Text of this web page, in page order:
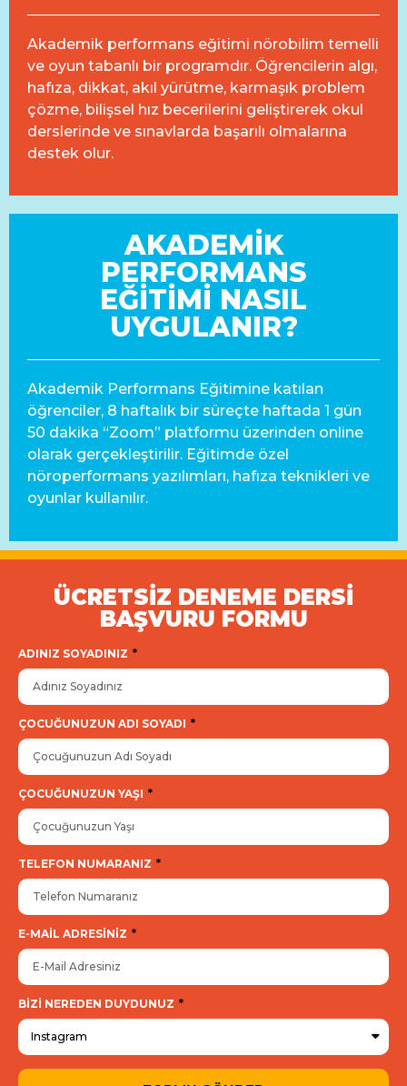
Akademik performans eğitimi nörobilim temelli
ve oyun tabanlı bir programdır. Öğrencilerin algı,
hafıza, dikkat, akıl yürütme, karmaşık problem
çözme, bilişsel hız becerilerini geliştirerek okul
derslerinde ve sınavlarda başarılı olmalarına
destek olur.
AKADEMİK
PERFORMANS
EĞİTİMİ NASIL
UYGULANIR?
Akademik Performans Eğitimine katılan
öğrenciler, 8 haftalık bir süreçte haftada 1 gün
50 dakika “Zoom” platformu üzerinden online
olarak gerçekleştirilir. Eğitimde özel
nöroperformans yazılımları, hafıza teknikleri ve
oyunlar kullanılır.
ÜCRETSİZ DENEME DERSİ
BAŞVURU FORMU
ADINIZ SOYADINIZ
ÇOCUĞUNUZUN ADI SOYADI
ÇOCUĞUNUZUN YAŞI
TELEFON NUMARANIZ
E-MAIL ADRESINIZ
BIZI NEREDEN DUYDUNUZ